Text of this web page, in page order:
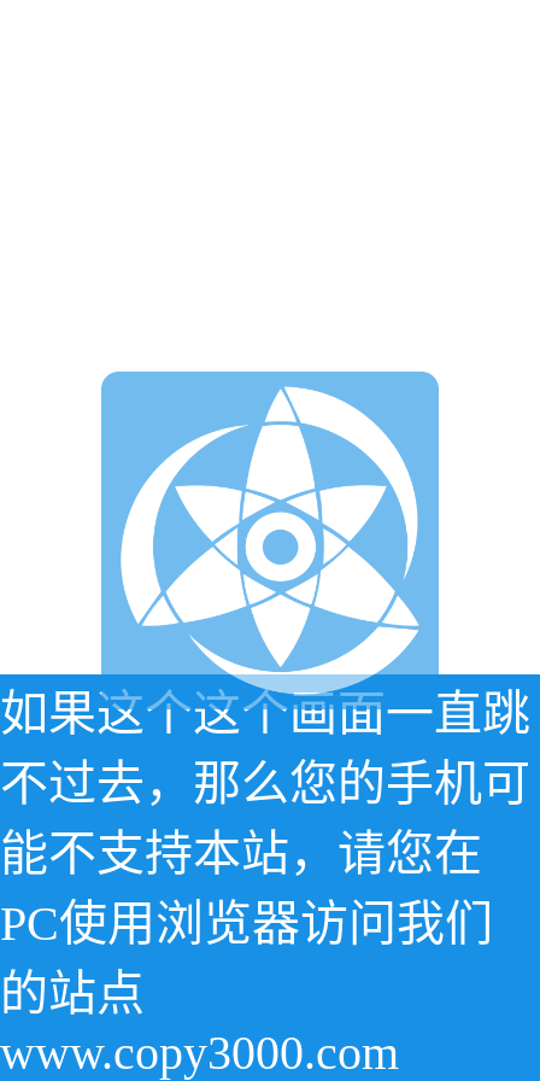
如果这个这个画面一直跳
不过去，那么您的手机可
能不支持本站，请您在
PC使用浏览器访问我们
的站点
www.copy3000.com